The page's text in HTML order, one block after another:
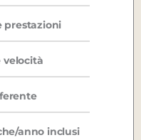
prestazioni
velocità
anno inclusi